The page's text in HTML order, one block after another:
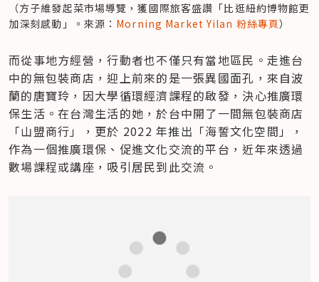
（方子維發起菜市場導覽，獲國際旅客盛讚「比逛紐約博物館更
加深刻感動」。來源： Morning Market Yilan 粉絲專頁）
而從事地方經營，行動者也不僅只有當地區民。走進台
中的無包裝商店，迎上前來的是一張異國面孔，來自波
蘭的唐寶玲，因大學循環經濟課程的啟發，決心推廣環
保生活。在台灣生活的她，於台中開了一間無包裝商店
「山盟商行」，更於 2022 年推出「海誓文化空間」，
作為一個推廣環保、促進文化交流的平台，近年來透過
數場課程或講座，吸引居民到此交流。